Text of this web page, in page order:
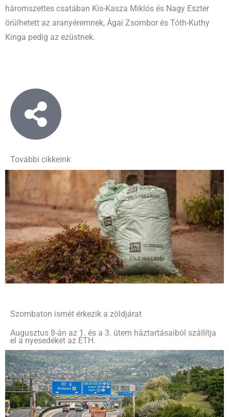
háromszettes csatában Kis-Kasza Miklós és Nagy Eszter
örülhetett az aranyéremnek, Ágai Zsombor és Tóth-Kuthy
Kinga pedig az ezüstnek.
További cikkeink
Szombaton ismét érkezik a zöldjárat
Augusztus 8-án az 1. és a 3. ütem háztartásaiból szállítja
el a nyesedéket az ÉTH.